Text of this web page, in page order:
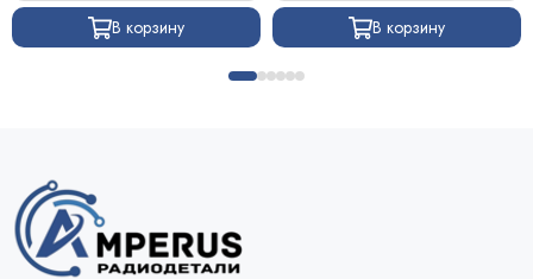
В корзину В корзину